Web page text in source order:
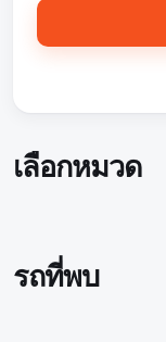
เลือกหมวด
รถที่พบ